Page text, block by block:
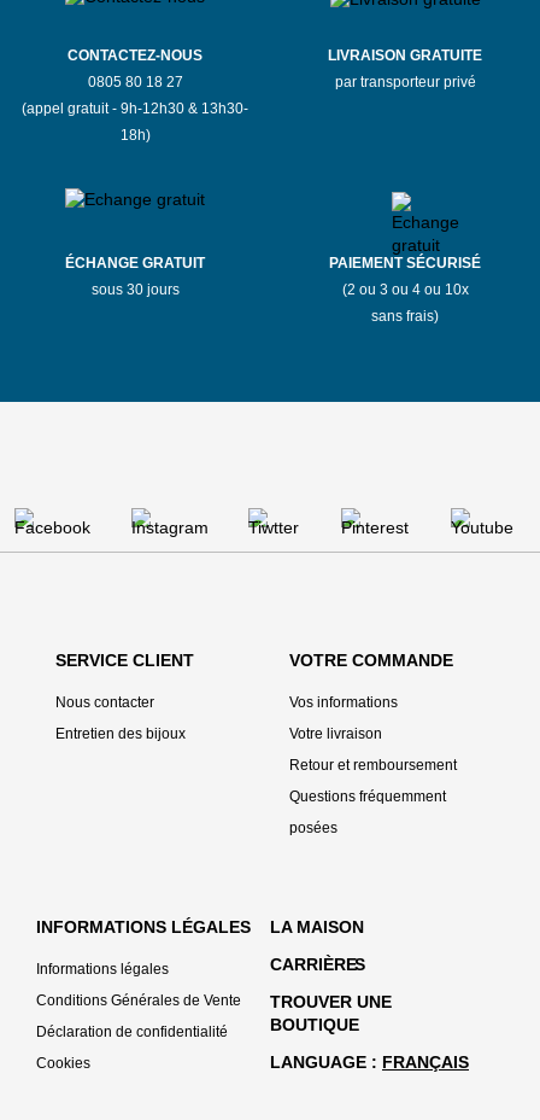
CONTACTEZ-NOUS
0805 80 18 27
(appel gratuit - 9h-12h30 & 13h30-
18h)
LIVRAISON GRATUITE
par transporteur privé
ÉCHANGE GRATUIT
sous 30 jours
PAIEMENT SÉCURISÉ
(2 ou 3 ou 4 ou 10x
sans frais)
SERVICE CLIENT
Nous contacter
Entretien des bijoux
VOTRE COMMANDE
Vos informations
Votre livraison
Retour et remboursement
Questions fréquemment
posées
INFORMATIONS LÉGALES
Informations légales
Conditions Générales de Vente
Déclaration de confidentialité
Cookies
LA MAISON
CARRIÈRES
TROUVER UNE
BOUTIQUE
LANGUAGE
FRANÇAIS